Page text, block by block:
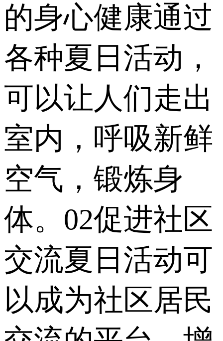
的身心健康通过
各种夏日活动，
可以让人们走出
室内，呼吸新鲜
空气，锻炼身
体。02促进社区
交流夏日活动可
以成为社区居民